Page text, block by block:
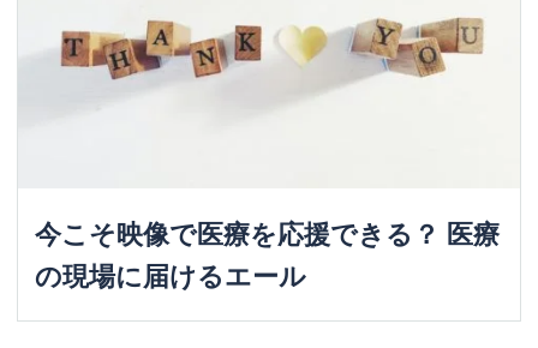
今こそ映像で医療を応援できる？ 医療
の現場に届けるエール